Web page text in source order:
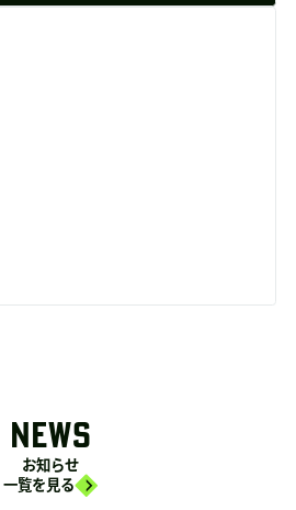
NEWS
お知らせ
一覧を見る